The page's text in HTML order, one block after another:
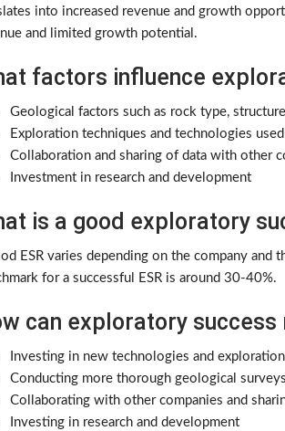
into increased revenue and growth
and limited growth potential.
factors influence
Geological factors such as rock type,
Exploration techniques and technologies used
Collaboration and sharing of data with other
Investment in research and development
is a good exploratory
ESR varies depending on the company and
for a successful ESR is around 30-40%.
can exploratory
Investing in new technologies and
Conducting more thorough geological
Collaborating with other companies and
Investing in research and development